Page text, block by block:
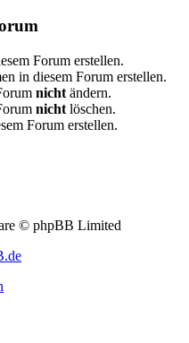
Forum erstellen.
in diesem Forum erstellen.
nicht ändern.
nicht löschen.
Forum erstellen.
© phpBB Limited